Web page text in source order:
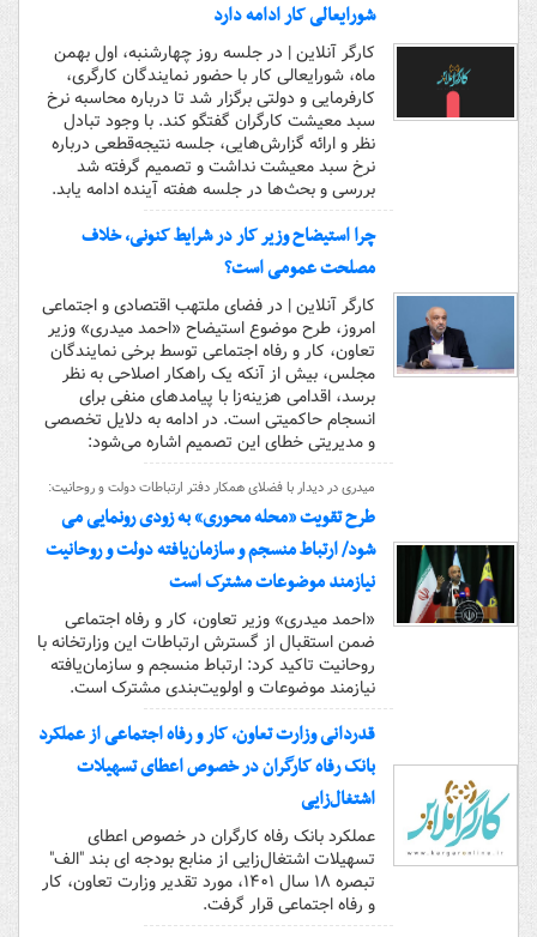
شورایعالی کار ادامه دارد
کارگر آنلاین | در جلسه روز چهارشنبه، اول بهمن
ماه، شورایعالی کار با حضور نمایندگان کارگری،
کارفرمایی و دولتی برگزار شد تا درباره محاسبه نرخ
سبد معیشت کارگران گفتگو کند. با وجود تبادل
نظر و ارائه گزارش‌هایی، جلسه نتیجه‌قطعی درباره
نرخ سبد معیشت نداشت و تصمیم گرفته شد
بررسی و بحث‌ها در جلسه هفته آینده ادامه یابد.
چرا استیضاح وزیر کار در شرایط کنونی، خلاف
مصلحت عمومی است؟
کارگر آنلاین | در فضای ملتهب اقتصادی و اجتماعی
امروز، طرح موضوع استیضاح «احمد میدری» وزیر
تعاون، کار و رفاه اجتماعی توسط برخی نمایندگان
مجلس، بیش از آنکه یک راهکار اصلاحی به نظر
برسد، اقدامی هزینه‌زا با پیامدهای منفی برای
انسجام حاکمیتی است. در ادامه به دلایل تخصصی
و مدیریتی خطای این تصمیم اشاره می‌شود:
میدری در دیدار با فضلای همکار دفتر ارتباطات دولت و روحانیت:
طرح تقویت «محله محوری» به زودی رونمایی می
شود/ ارتباط منسجم و سازمان‌یافته دولت و روحانیت
نیازمند موضوعات مشترک است
«احمد میدری» وزیر تعاون، کار و رفاه اجتماعی
ضمن استقبال از گسترش ارتباطات این وزارتخانه با
روحانیت تاکید کرد: ارتباط منسجم و سازمان‌یافته
نیازمند موضوعات و اولویت‌بندی مشترک است.
قدردانی وزارت تعاون، کار و رفاه اجتماعی از عملکرد
بانک رفاه کارگران در خصوص اعطای تسهیلات
اشتغال‌زایی
عملکرد بانک رفاه کارگران در خصوص اعطای
تسهیلات اشتغال‌زایی از منابع بودجه ای بند "الف"
تبصره ۱۸ سال ۱۴۰۱، مورد تقدیر وزارت تعاون، کار
و رفاه اجتماعی قرار گرفت.